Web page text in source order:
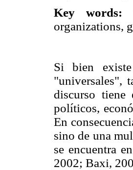
Key words:
organizations,
Si bien
"universales",
discurso tiene
políticos,
En
sino de una
se encuentra
2002; Baxi,